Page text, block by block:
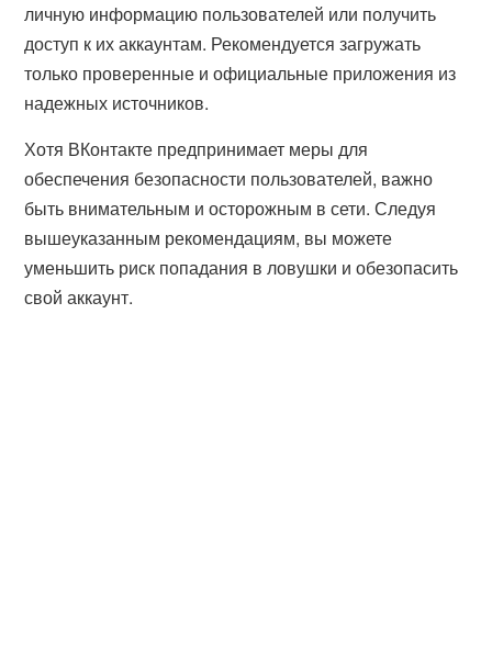
личную информацию пользователей или получить
доступ к их аккаунтам. Рекомендуется загружать
только проверенные и официальные приложения из
надежных источников.
Хотя ВКонтакте предпринимает меры для
обеспечения безопасности пользователей, важно
быть внимательным и осторожным в сети. Следуя
вышеуказанным рекомендациям, вы можете
уменьшить риск попадания в ловушки и обезопасить
свой аккаунт.